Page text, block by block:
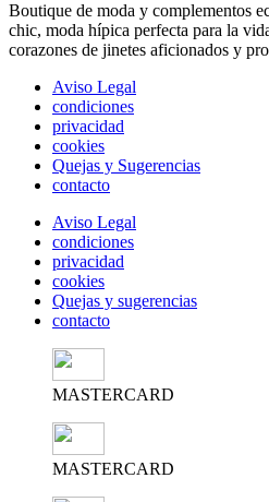
Boutique de moda y complementos
chic, moda hípica perfecta para la
corazones de jinetes aficionados y
Aviso Legal
condiciones
privacidad
cookies
Quejas y Sugerencias
contacto
Aviso Legal
condiciones
privacidad
cookies
Quejas y sugerencias
contacto
MASTERCARD
MASTERCARD